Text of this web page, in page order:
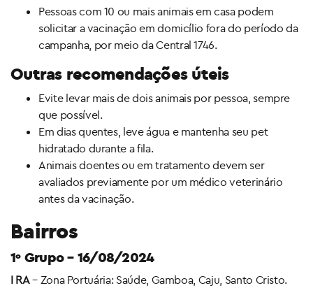
Pessoas com 10 ou mais animais em casa podem
solicitar a vacinação em domicílio fora do período da
campanha, por meio da Central 1746.
Outras recomendações úteis
Evite levar mais de dois animais por pessoa, sempre
que possível.
Em dias quentes, leve água e mantenha seu pet
hidratado durante a fila.
Animais doentes ou em tratamento devem ser
avaliados previamente por um médico veterinário
antes da vacinação.
Bairros
1º Grupo – 16/08/2024
I RA– Zona Portuária: Saúde, Gamboa, Caju, Santo Cristo.